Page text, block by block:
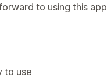
to using this app
to use